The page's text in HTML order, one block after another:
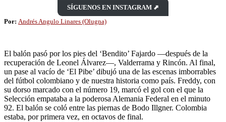
SÍGUENOS EN INSTAGRAM ⬈
Por: Andrés Angulo Linares (Olugna)
El balón pasó por los pies del ‘Bendito’ Fajardo —después de la
recuperación de Leonel Álvarez—, Valderrama y Rincón. Al final,
un pase al vacío de ‘El Pibe’ dibujó una de las escenas imborrables
del fútbol colombiano y de nuestra historia como país. Freddy, con
su dorso marcado con el número 19, marcó el gol con el que la
Selección empataba a la poderosa Alemania Federal en el minuto
92. El balón se coló entre las piernas de Bodo Illgner. Colombia
estaba, por primera vez, en octavos de final.